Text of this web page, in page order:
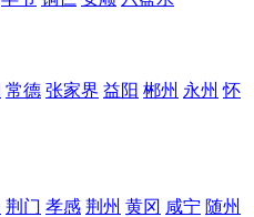
常德 张家界 益阳 郴州 永州 怀
荆门 孝感 荆州 黄冈 咸宁 随州